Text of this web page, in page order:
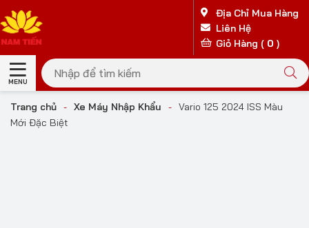
Địa Chỉ Mua Hàng
Liên Hệ
Giỏ Hàng ( 0 )
MENU
Trang chủ - Xe Máy Nhập Khẩu - Vario 125 2024 ISS Màu
Mới Đặc Biệt